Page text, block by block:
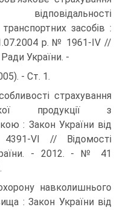
відпові­дальності
засобів :
р. № 1961-IV //
України. -
- Ст. 1.
страхування
про­дукції з
: Закон України від
VI // Відомості
- 2012. - № 41
навколишнього
: Закон України від